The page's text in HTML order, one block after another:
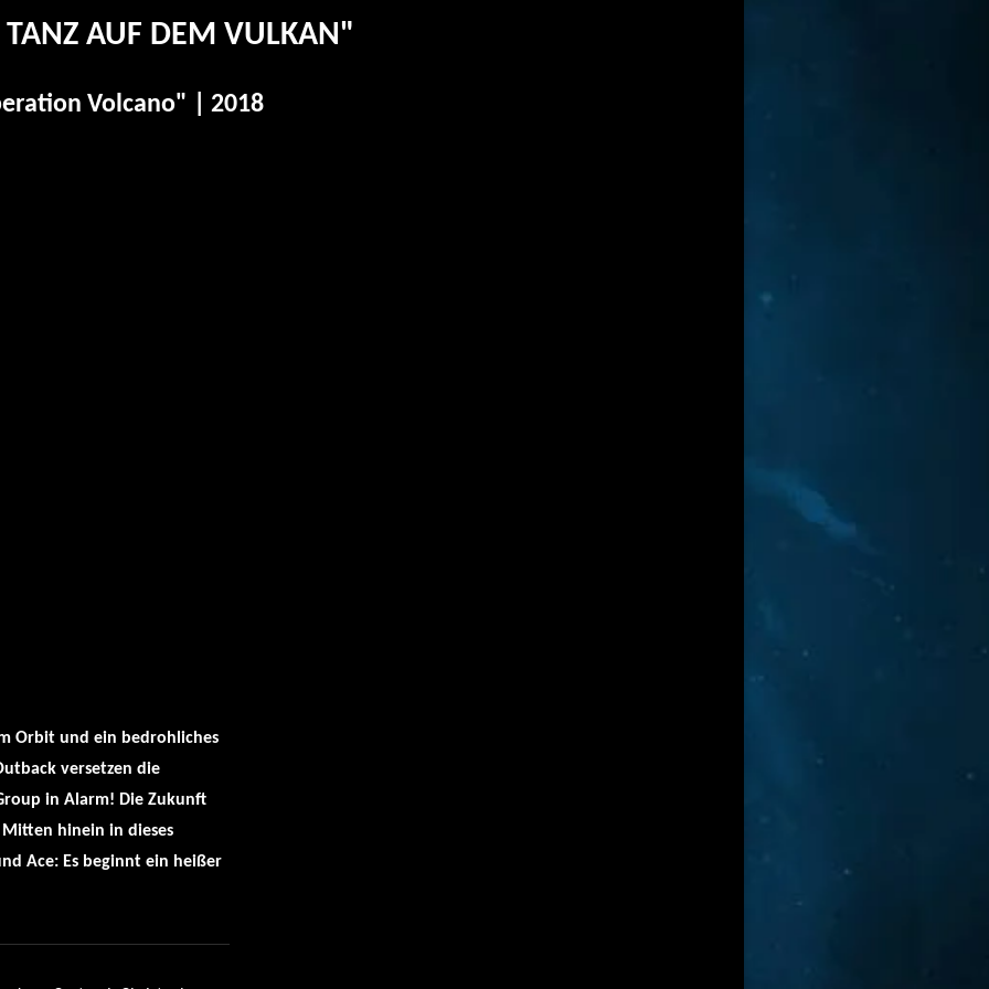
AUF DEM VULKAN"
Volcano" | 2018
Orbit und ein bedrohliches
versetzen die
in Alarm! Die Zukunft
hinein in dieses
Ace: Es beginnt ein heißer